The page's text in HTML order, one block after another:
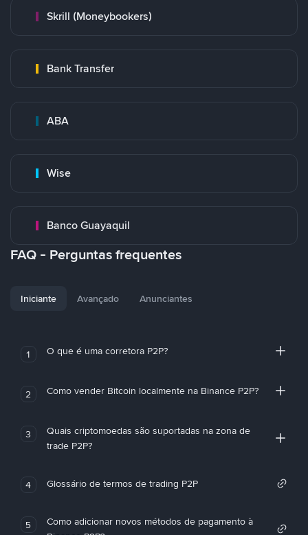
Skrill (Moneybookers)
Bank Transfer
ABA
Wise
Banco Guayaquil
FAQ - Perguntas frequentes
Iniciante Avançado Anunciantes
1 O que é uma corretora P2P?
2 Como vender Bitcoin localmente na Binance P2P?
3
Quais criptomoedas são suportadas na zona de
trade P2P?
4 Glossário de termos de trading P2P
5
Como adicionar novos métodos de pagamento à